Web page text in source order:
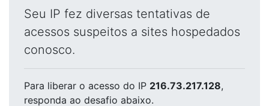
Seu IP fez diversas tentativas de
acessos suspeitos a sites hospedados
conosco.
Para liberar o acesso do IP 216.73.217.128,
responda ao desafio abaixo.